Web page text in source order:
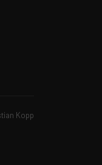
Kopp